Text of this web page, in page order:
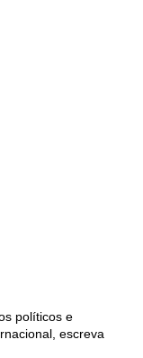
políticos e
escreva